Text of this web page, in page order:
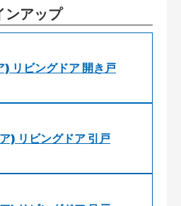
ンアップ
リビングドア 開き戸
) リビングドア 引戸